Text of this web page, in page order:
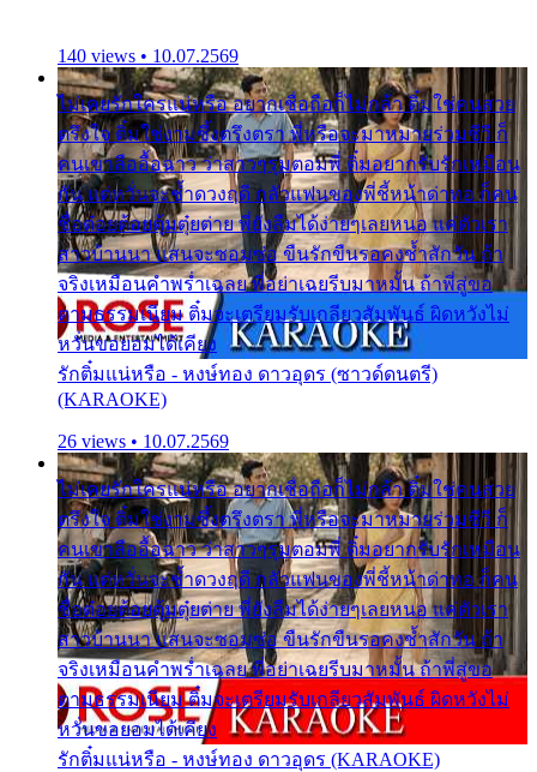
140 views • 10.07.2569
ไม่เคยรักใครแน่หรือ อยากเชื่อถือก็ไม่กล้า ติ๋มใช่คนสวย
ตรึงใจ ติ๋มใช่งามซึ้งตรึงตรา พี่หรือจะมาหมายร่วมชีวี ก็
คนเขาลืออื้อฉาว ว่าสาวๆรุมตอมพี่ ติ๋มอยากรับรักเหมือน
กัน แต่หวั่นจะช้ำดวงฤดี กลัวแฟนของพี่ชี้หน้าด่าทอ ก็คน
ชื่อต๋อยต้อยตุ้มตุ๋ยต่าย พี่ยังลืมได้ง่ายๆเลยหนอ แค่ตัวเรา
สาวบ้านนา แสนจะซอมซ่อ ขืนรักขืนรอคงช้ำสักวัน ถ้า
จริงเหมือนคำพร่ำเฉลย พี่อย่าเฉยรีบมาหมั้น ถ้าพี่สู่ขอ
ตามธรรมเนียม ติ๋มจะเตรียมรับเกลียวสัมพันธ์ ผิดหวังไม่
หวั่นขอยอมได้เคียง
รักติ๋มแน่หรือ - หงษ์ทอง ดาวอุดร (ซาวด์ดนตรี)
(KARAOKE)
26 views • 10.07.2569
ไม่เคยรักใครแน่หรือ อยากเชื่อถือก็ไม่กล้า ติ๋มใช่คนสวย
ตรึงใจ ติ๋มใช่งามซึ้งตรึงตรา พี่หรือจะมาหมายร่วมชีวี ก็
คนเขาลืออื้อฉาว ว่าสาวๆรุมตอมพี่ ติ๋มอยากรับรักเหมือน
กัน แต่หวั่นจะช้ำดวงฤดี กลัวแฟนของพี่ชี้หน้าด่าทอ ก็คน
ชื่อต๋อยต้อยตุ้มตุ๋ยต่าย พี่ยังลืมได้ง่ายๆเลยหนอ แค่ตัวเรา
สาวบ้านนา แสนจะซอมซ่อ ขืนรักขืนรอคงช้ำสักวัน ถ้า
จริงเหมือนคำพร่ำเฉลย พี่อย่าเฉยรีบมาหมั้น ถ้าพี่สู่ขอ
ตามธรรมเนียม ติ๋มจะเตรียมรับเกลียวสัมพันธ์ ผิดหวังไม่
หวั่นขอยอมได้เคียง
รักติ๋มแน่หรือ - หงษ์ทอง ดาวอุดร (KARAOKE)